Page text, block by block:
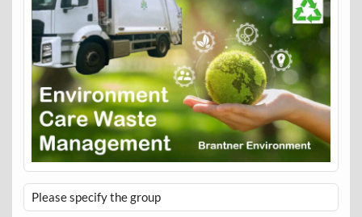
Please specify the group